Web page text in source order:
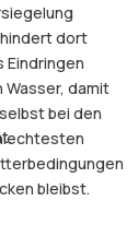
dort
Eindringen
Wasser, damit
bei den
bleibst.